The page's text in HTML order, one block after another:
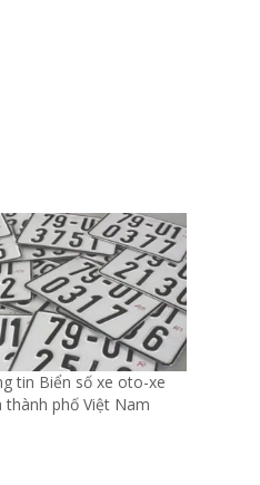
tin Biển số xe oto-xe
thành phố Việt Nam